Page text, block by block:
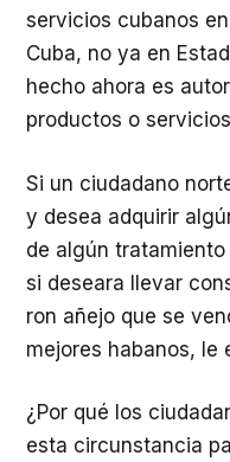
servicios cubanos
Cuba, no ya en
hecho ahora es
productos o
Si un ciudadano
y desea adquirir
de algún
si deseara llevar
ron añejo que se
mejores habanos, le
¿Por qué los
esta circunstancia